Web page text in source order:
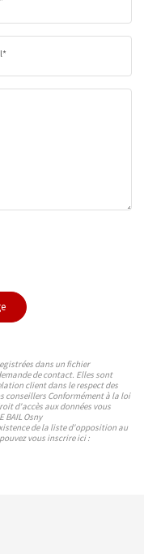
dans un fichier
de contact. Elles sont
client dans le respect des
conseillers Conformément à la loi
d'accès aux données vous
BAIL Osny
de la liste d'opposition au
vous inscrire ici :